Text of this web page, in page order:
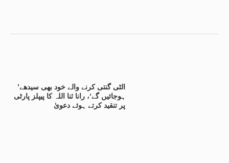
’الٹی گنتی کرنے والے خود بھی سیدھے
ہوجائیں گے‘، رانا ثنا اللہ کا پیپلز پارٹی
پر تنقید کرتے ہوئے دعویٰ